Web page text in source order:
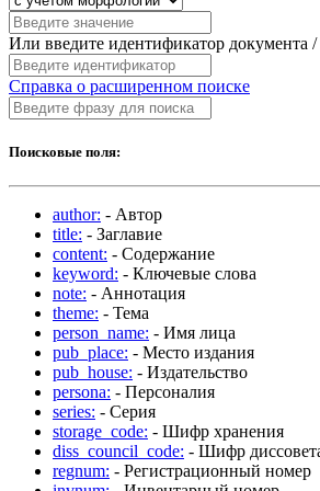
Или введите идентификатор
Справка о расширенном поиске
Поисковые поля:
author: - Автор
title: - Заглавие
content: - Содержание
keyword: - Ключевые слова
note: - Аннотация
theme: - Тема
person_name: - Имя лица
pub_place: - Место издания
pub_house: - Издательство
persona: - Персоналия
series: - Серия
storage_code: - Шифр хранения
diss_council_code: - Шифр
regnum: - Регистрационный номер